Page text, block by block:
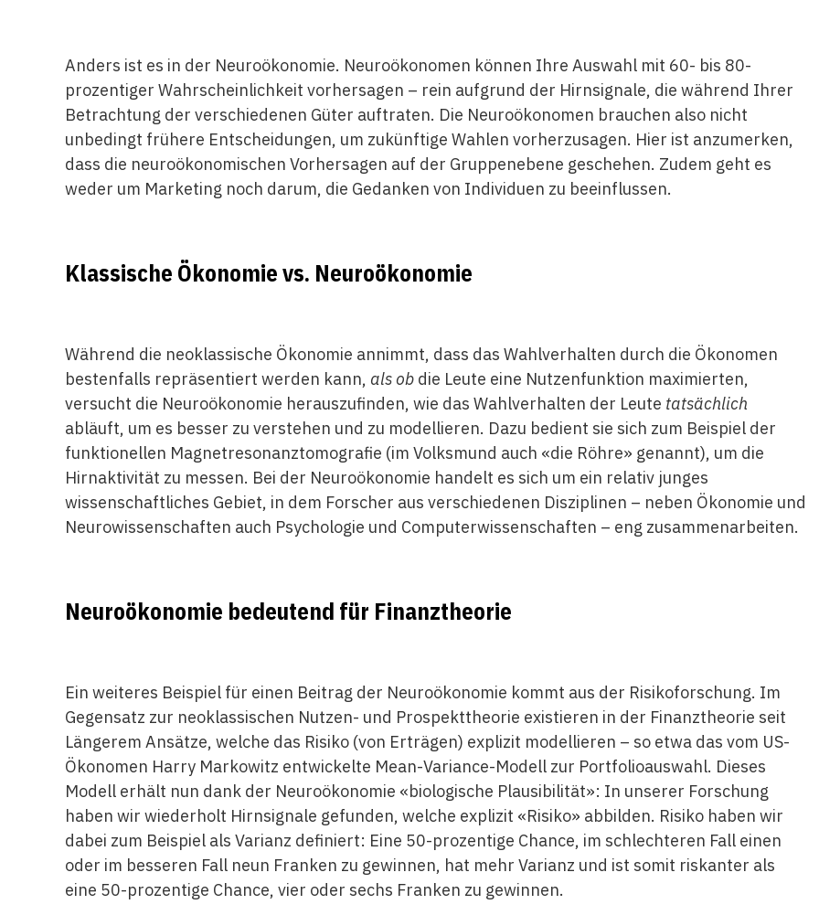
Anders ist es in der Neuroökonomie. Neuroökonomen können Ihre Auswahl mit 60- bis 80-
prozentiger Wahrscheinlichkeit vorhersagen – rein aufgrund der Hirnsignale, die während Ihrer
Betrachtung der verschiedenen Güter auftraten. Die Neuroökonomen brauchen also nicht
unbedingt frühere Entscheidungen, um zukünftige Wahlen vorherzusagen. Hier ist anzumerken,
dass die neuroökonomischen Vorhersagen auf der Gruppenebene geschehen. Zudem geht es
weder um Marketing noch darum, die Gedanken von Individuen zu beeinflussen.
Klassische Ökonomie vs. Neuroökonomie
Während die neoklassische Ökonomie annimmt, dass das Wahlverhalten durch die Ökonomen
bestenfalls repräsentiert werden kann, als ob die Leute eine Nutzenfunktion maximierten,
versucht die Neuroökonomie herauszufinden, wie das Wahlverhalten der Leute tatsächlich
abläuft, um es besser zu verstehen und zu modellieren. Dazu bedient sie sich zum Beispiel der
funktionellen Magnetresonanztomografie (im Volksmund auch «die Röhre» genannt), um die
Hirnaktivität zu messen. Bei der Neuroökonomie handelt es sich um ein relativ junges
wissenschaftliches Gebiet, in dem Forscher aus verschiedenen Disziplinen – neben Ökonomie und
Neurowissenschaften auch Psychologie und Computerwissenschaften – eng zusammenarbeiten.
Neuroökonomie bedeutend für Finanztheorie
Ein weiteres Beispiel für einen Beitrag der Neuroökonomie kommt aus der Risikoforschung. Im
Gegensatz zur neoklassischen Nutzen- und Prospekttheorie existieren in der Finanztheorie seit
Längerem Ansätze, welche das Risiko (von Erträgen) explizit modellieren – so etwa das vom US-
Ökonomen Harry Markowitz entwickelte Mean-Variance-Modell zur Portfolioauswahl. Dieses
Modell erhält nun dank der Neuroökonomie «biologische Plausibilität»: In unserer Forschung
haben wir wiederholt Hirnsignale gefunden, welche explizit «Risiko» abbilden. Risiko haben wir
dabei zum Beispiel als Varianz definiert: Eine 50-prozentige Chance, im schlechteren Fall einen
oder im besseren Fall neun Franken zu gewinnen, hat mehr Varianz und ist somit riskanter als
eine 50-prozentige Chance, vier oder sechs Franken zu gewinnen.